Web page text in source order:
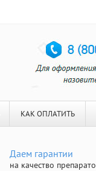
КАК ОПЛАТИТЬ
Даем гарантии
на качество